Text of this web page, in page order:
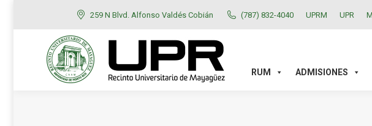
259 N Blvd. Alfonso Valdés Cobián (787) 832-4040 UPRM UPR
RUM ADMISIONES
RUM ADMISIONES